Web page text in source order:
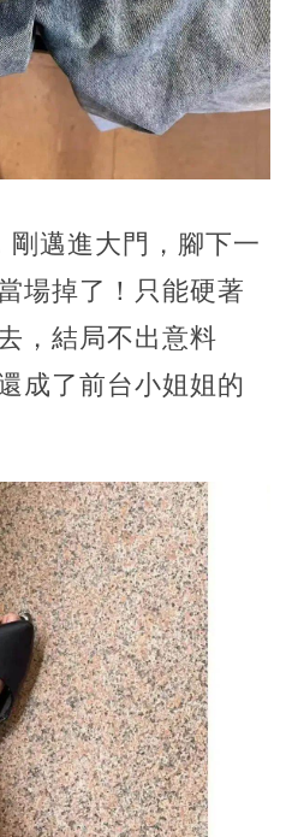
剛邁進大門，腳下一
場掉了！只能硬著
，結局不出意料
了前台小姐姐的